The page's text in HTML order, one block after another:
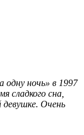
одну ночь» в 1997
сладкого сна,
Очень